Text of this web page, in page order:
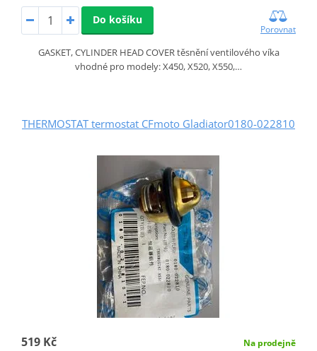
Do košíku
Porovnat
GASKET, CYLINDER HEAD COVER těsnění ventilového víka
vhodné pro modely: X450, X520, X550,…
THERMOSTAT termostat CFmoto Gladiator0180-022810
519 Kč Na prodejně